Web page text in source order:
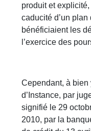
produit et
caducité d’un
bénéficiaient les
l’exercice des
Cependant, à bien
d’Instance, par
signifié le 29
2010, par la